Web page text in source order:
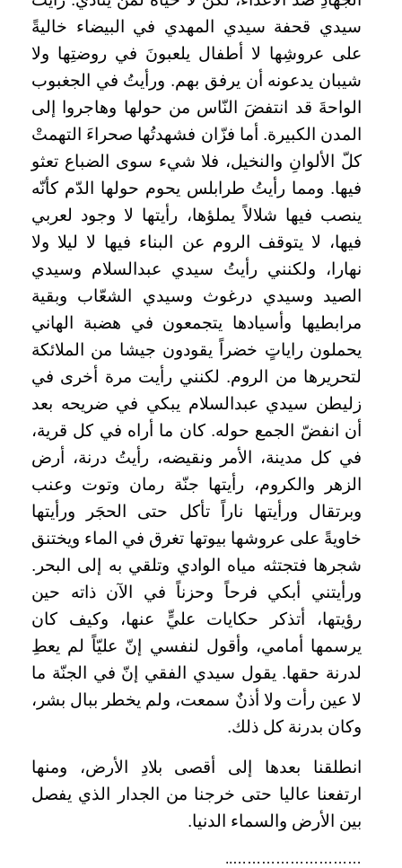
سيدي قحفة سيدي المهدي في البيضاء خاليةً
على عروشِها لا أطفال يلعبونَ في روضتِها ولا
شيبان يدعونه أن يرفق بهم. ورأيتُ في الجغبوب
الواحةَ قد انتفضَ النّاس من حولها وهاجروا إلى
المدن الكبيرة. أما فزّان فشهدتُها صحراءَ التهمتْ
كلّ الألوانِ والنخيل، فلا شيء سوى الضباع تعثو
فيها. ومما رأيتُ طرابلس يحوم حولها الدّم كأنّه
ينصب فيها شلالاً يملؤها، رأيتها لا وجود لعربي
فيها، لا يتوقف الروم عن البناء فيها لا ليلا ولا
نهارا، ولكنني رأيتُ سيدي عبدالسلام وسيدي
الصيد وسيدي درغوث وسيدي الشعّاب وبقية
مرابطيها وأسيادها يتجمعون في هضبة الهاني
يحملون راياتٍ خضراً يقودون جيشا من الملائكة
لتحريرها من الروم. لكنني رأيت مرة أخرى في
زليطن سيدي عبدالسلام يبكي في ضريحه بعد
أن انفضّ الجمع حوله. كان ما أراه في كل قرية،
في كل مدينة، الأمر ونقيضه، رأيتُ درنة، أرض
الزهر والكروم، رأيتها جنّة رمان وتوت وعنب
وبرتقال ورأيتها ناراً تأكل حتى الحجَر ورأيتها
خاويةً على عروشها بيوتها تغرق في الماء ويختنق
شجرها فتجتثه مياه الوادي وتلقي به إلى البحر.
ورأيتني أبكي فرحاً وحزناً في الآن ذاته حين
رؤيتها، أتذكر حكايات عليٍّ عنها، وكيف كان
يرسمها أمامي، وأقول لنفسي إنّ عليّاً لم يعطِ
لدرنة حقها. يقول سيدي الفقي إنّ في الجنّة ما
لا عين رأت ولا أذنٌ سمعت، ولم يخطر ببال بشر،
وكان بدرنة كل ذلك.
انطلقنا بعدها إلى أقصى بلادِ الأرض، ومنها
ارتفعنا عاليا حتى خرجنا من الجدار الذي يفصل
بين الأرض والسماء الدنيا.
………………………..